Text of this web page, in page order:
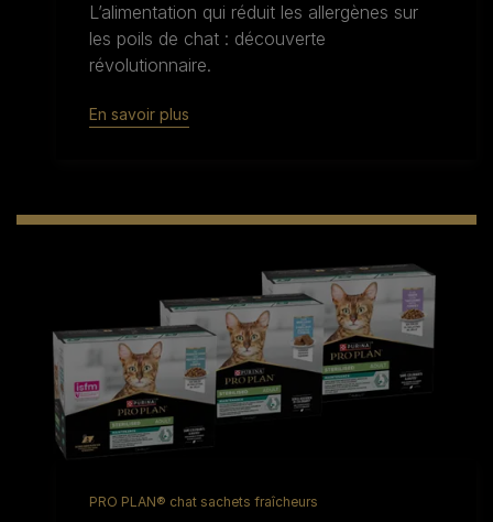
L’alimentation qui réduit les allergènes sur
les poils de chat : découverte
révolutionnaire.
En savoir plus
PRO PLAN® chat sachets fraîcheurs